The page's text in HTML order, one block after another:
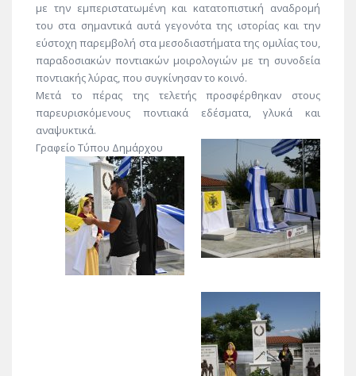
με την εμπεριστατωμένη και κατατοπιστική αναδρομή
του στα σημαντικά αυτά γεγονότα της ιστορίας και την
εύστοχη παρεμβολή στα μεσοδιαστήματα της ομιλίας του,
παραδοσιακών ποντιακών μοιρολογιών με τη συνοδεία
ποντιακής λύρας, που συγκίνησαν το κοινό.
Μετά το πέρας της τελετής προσφέρθηκαν στους
παρευρισκόμενους ποντιακά εδέσματα, γλυκά και
αναψυκτικά.
Γραφείο Τύπου Δημάρχου